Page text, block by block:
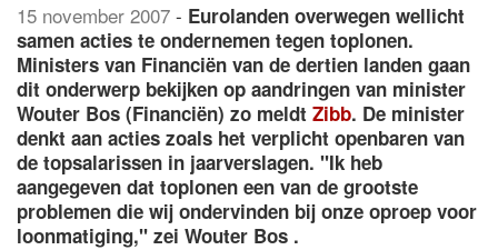
15 november 2007 - Eurolanden overwegen wellicht
samen acties te ondernemen tegen toplonen.
Ministers van Financiën van de dertien landen gaan
dit onderwerp bekijken op aandringen van minister
Wouter Bos (Financiën) zo meldt Zibb. De minister
denkt aan acties zoals het verplicht openbaren van
de topsalarissen in jaarverslagen. "Ik heb
aangegeven dat toplonen een van de grootste
problemen die wij ondervinden bij onze oproep voor
loonmatiging," zei Wouter Bos .